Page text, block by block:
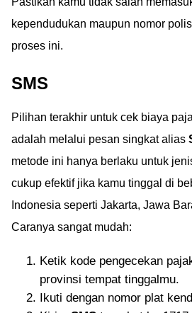
kependudukan maupun nomor
proses ini.
SMS
Pilihan terakhir untuk cek biaya
adalah melalui pesan singkat alias
metode ini hanya berlaku untuk
cukup efektif jika kamu tinggal di
Indonesia seperti Jakarta, Jawa
Caranya sangat mudah:
Ketik kode pengecekan
provinsi tempat tinggalmu.
Ikuti dengan nomor plat